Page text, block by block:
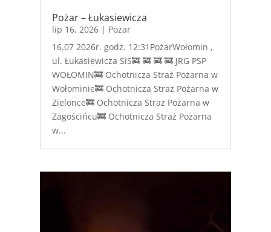
Pożar – Łukasiewicza
lip 16, 2026 | Pożar
16.07 2026r. godz. 12:31PożarWołomin ,
ul. Łukasiewicza SiS🚒 🚒 🚒 🚒 JRG PSP
WOŁOMIN🚒 Ochotnicza Straż Pożarna w
Wołominie🚒 Ochotnicza Straż Pożarna w
Zielonce🚒 Ochotnicza Straz Pożarna w
Zagościńcu🚒 Ochotnicza Straż Pożarna
w...